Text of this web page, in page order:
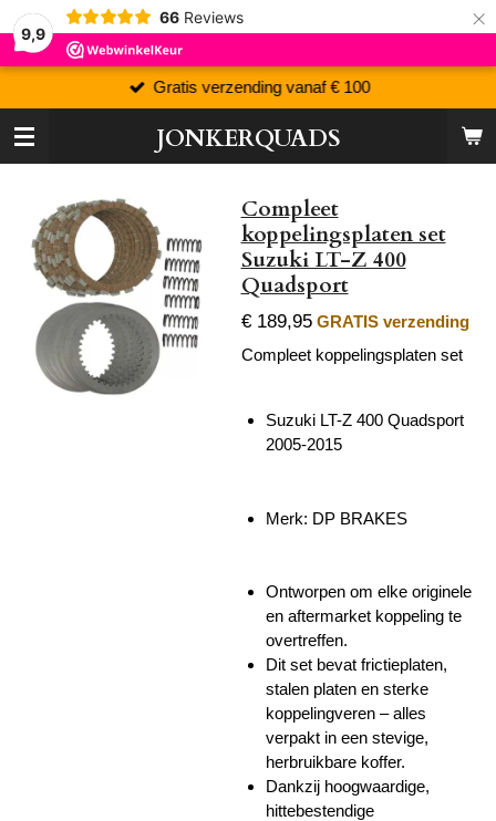
9,9
66 Reviews ×
JONKERQUADS
Gratis verzending vanaf € 100
Compleet
koppelingsplaten set
Suzuki LT-Z 400
Quadsport
€ 189,95 GRATIS verzending
Compleet koppelingsplaten set
Suzuki LT-Z 400 Quadsport
2005-2015
Merk: DP BRAKES
Ontworpen om elke originele
en aftermarket koppeling te
overtreffen.
Dit set bevat frictieplaten,
stalen platen en sterke
koppelingveren – alles
verpakt in een stevige,
herbruikbare koffer.
Dankzij hoogwaardige,
hittebestendige